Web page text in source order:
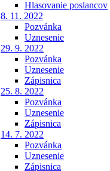
Hlasovanie poslancov
8. 11. 2022
Pozvánka
Uznesenie
29. 9. 2022
Pozvánka
Uznesenie
Zápisnica
25. 8. 2022
Pozvánka
Uznesenie
Zápisnica
14. 7. 2022
Pozvánka
Uznesenie
Zápisnica